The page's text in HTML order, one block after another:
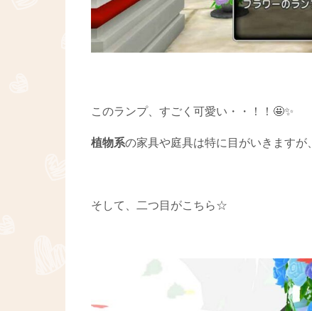
このランプ、すごく可愛い・・！！🤩✨
植物系の家具や庭具は特に目がいきます
そして、二つ目がこちら☆